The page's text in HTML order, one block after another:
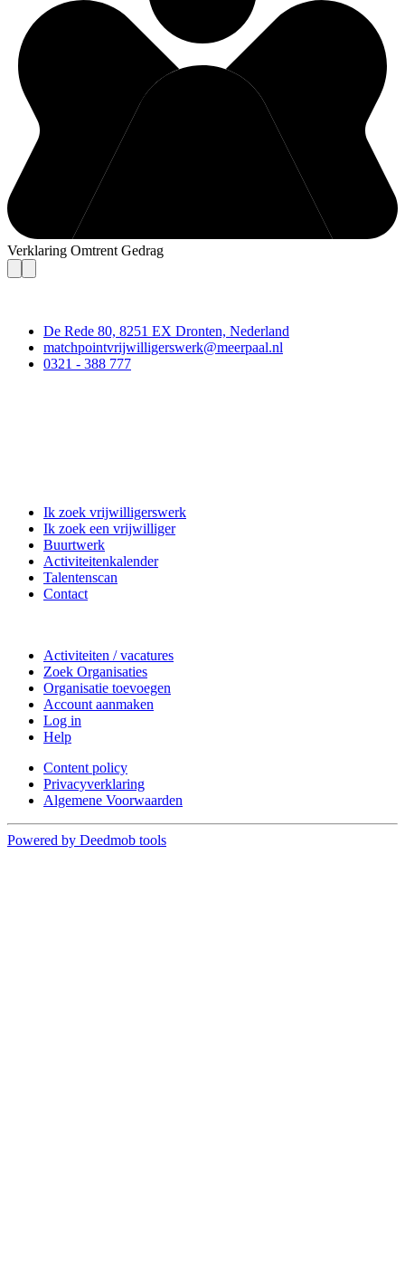
Verklaring Omtrent Gedrag
De Rede 80, 8251 EX Dronten, Nederland
matchpointvrijwilligerswerk@meerpaal.nl
0321 - 388 777
Ik zoek vrijwilligerswerk
Ik zoek een vrijwilliger
Buurtwerk
Activiteitenkalender
Talentenscan
Contact
Activiteiten / vacatures
Zoek Organisaties
Organisatie toevoegen
Account aanmaken
Log in
Help
Content policy
Privacyverklaring
Algemene Voorwaarden
Powered by Deedmob tools